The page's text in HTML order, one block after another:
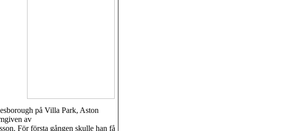
på Villa Park, Aston
av
För första gången skulle han få